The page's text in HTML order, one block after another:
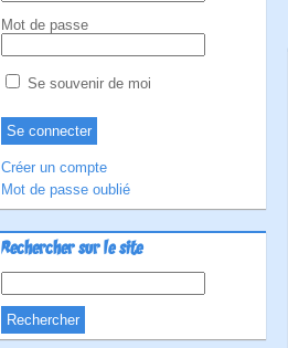
Mot de passe
Se souvenir de moi
Créer un compte
Mot de passe oublié
Rechercher sur le site